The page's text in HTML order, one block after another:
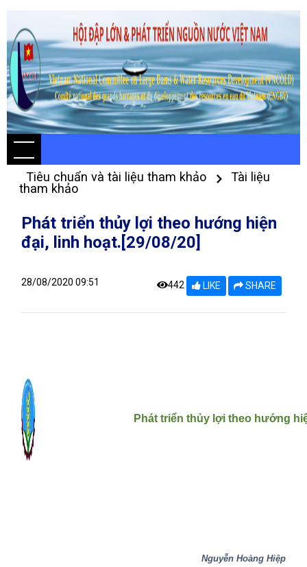
Tiêu chuẩn và tài liệu tham khảo
Tài liệu
tham khảo
Phát triển thủy lợi theo hướng hiện
đại, linh hoạt.[29/08/20]
28/08/2020 09:51 442 LIKE SHARE
Phát triển thủy lợi theo hướng
Nguyễn Hoàng Hiệp